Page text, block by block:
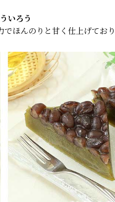
いろう
でほんのりと甘く仕上げており